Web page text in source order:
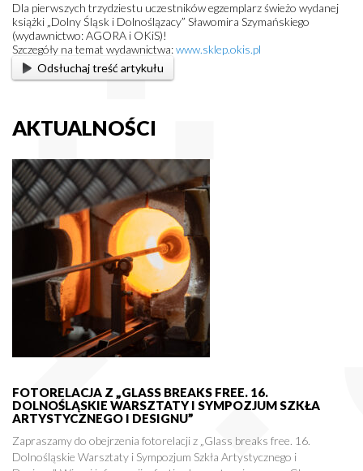
Dla pierwszych trzydziestu uczestników egzemplarz świeżo wydanej
książki „Dolny Śląsk i Dolnoślązacy” Sławomira Szymańskiego
(wydawnictwo: AGORA i OKiS)!
Szczegóły na temat wydawnictwa:www.sklep.okis.pl
Odsłuchaj treść artykułu
AKTUALNOŚCI
FOTORELACJA Z „GLASS BREAKS FREE. 16.
DOLNOŚLĄSKIE WARSZTATY I SYMPOZJUM SZKŁA
ARTYSTYCZNEGO I DESIGNU”
Zapraszamy do obejrzenia fotorelacji z „Glass breaks free. 16.
Dolnośląskie Warsztaty i Sympozjum Szkła Artystycznego i